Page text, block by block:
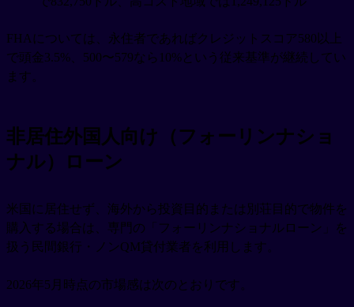
FHAについては、永住者であればクレジットスコア580以上
で頭金3.5%、500〜579なら10%という従来基準が継続してい
ます。
非居住外国人向け（フォーリンナショ
ナル）ローン
米国に居住せず、海外から投資目的または別荘目的で物件を
購入する場合は、専門の「フォーリンナショナルローン」を
扱う民間銀行・ノンQM貸付業者を利用します。
2026年5月時点の市場感は次のとおりです。